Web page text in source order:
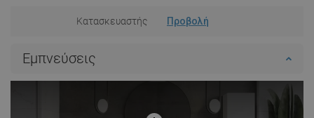
Κατασκευαστής Προβολή
Εμπνεύσεις